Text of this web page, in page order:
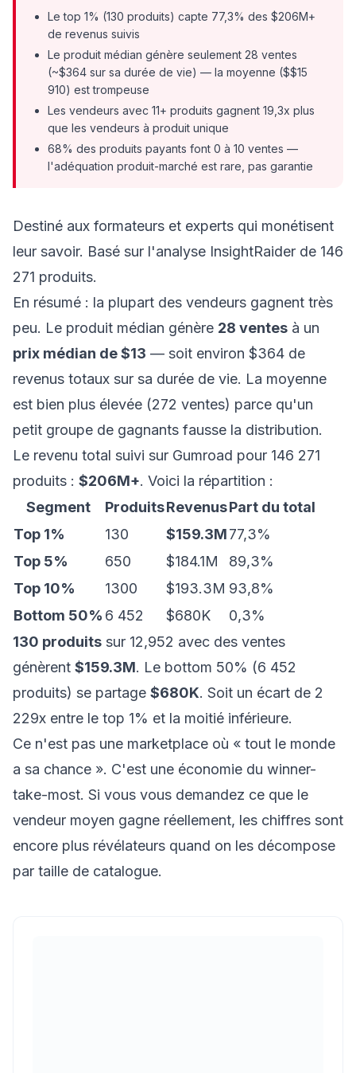
Le top 1% (130 produits) capte 77,3% des $206M+
de revenus suivis
Le produit médian génère seulement 28 ventes
(~$364 sur sa durée de vie) — la moyenne ($$15
910) est trompeuse
Les vendeurs avec 11+ produits gagnent 19,3x plus
que les vendeurs à produit unique
68% des produits payants font 0 à 10 ventes —
l'adéquation produit-marché est rare, pas garantie
Destiné aux formateurs et experts qui monétisent
leur savoir. Basé sur l'analyse InsightRaider de 146
271 produits.
En résumé : la plupart des vendeurs gagnent très
peu. Le produit médian génère 28 ventes à un
prix médian de $13 — soit environ $364 de
revenus totaux sur sa durée de vie. La moyenne
est bien plus élevée (272 ventes) parce qu'un
petit groupe de gagnants fausse la distribution.
Le revenu total suivi sur Gumroad pour 146 271
produits : $206M+. Voici la répartition :
Segment
ProduitsRevenusPart du total
Top 1%
130 $159.3M77,3%
Top 5%
650 $184.1M
89,3%
Top 10%
1300 $193.3M 93,8%
Bottom 50% 6 452 $680K
0,3%
130 produits sur 12,952 avec des ventes
génèrent $159.3M. Le bottom 50% (6 452
produits) se partage $680K. Soit un écart de 2
229x entre le top 1% et la moitié inférieure.
Ce n'est pas une marketplace où « tout le monde
a sa chance ». C'est une économie du winner-
take-most. Si vous vous demandez ce que le
vendeur moyen gagne réellement, les chiffres sont
encore plus révélateurs quand on les décompose
par taille de catalogue.